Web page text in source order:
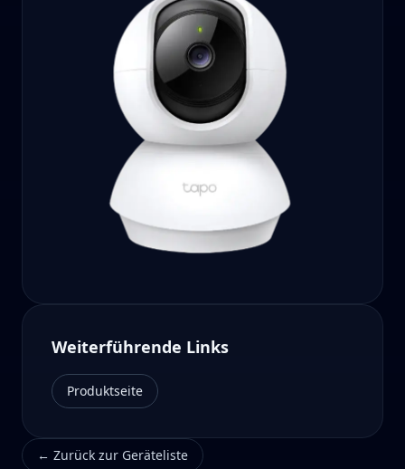
Weiterführende Links
Produktseite
← Zurück zur Geräteliste